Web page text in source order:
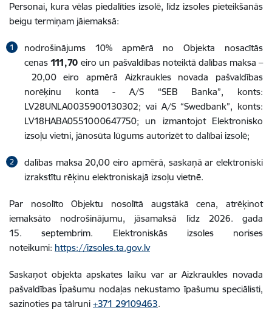
Personai, kura vēlas piedalīties izsolē, līdz izsoles pieteikšanās
beigu termiņam jāiemaksā:
nodrošinājums 10% apmērā no Objekta nosacītās
cenas111,70eiro un pašvaldības noteiktā dalības maksa –
20,00 eiro apmērā Aizkraukles novada pašvaldības
norēķinu kontā - A/S “SEB Banka”, konts:
LV28UNLA0035900130302; vai A/S “Swedbank”, konts:
LV18HABA0551000647750; un izmantojot Elektronisko
izsoļu vietni, jānosūta lūgums autorizēt to dalībai izsolē;
dalības maksa 20,00 eiro apmērā, saskaņā ar elektroniski
izrakstītu rēķinu elektroniskajā izsoļu vietnē.
Par nosolīto Objektu nosolītā augstākā cena, atrēķinot
iemaksāto nodrošinājumu, jāsamaksā līdz 2026. gada
15. septembrim. Elektroniskās izsoles norises
noteikumi: https://izsoles.ta.gov.lv
Saskaņot objekta apskates laiku var ar Aizkraukles novada
pašvaldības Īpašumu nodaļas nekustamo īpašumu speciālisti,
sazinoties pa tālruni +371 29109463.